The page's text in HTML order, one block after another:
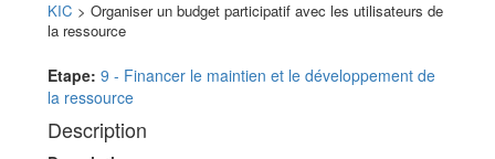
KIC > Organiser un budget participatif avec les utilisateurs de
la ressource
Etape: 9 - Financer le maintien et le développement de
la ressource
Description